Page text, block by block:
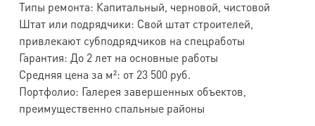
Типы ремонта: Капитальный, черновой, чистовой
Штат или подрядчики: Свой штат строителей,
привлекают субподрядчиков на спецработы
Гарантия: До 2 лет на основные работы
Средняя цена за м²: от 23 500 руб.
Портфолио: Галерея завершенных объектов,
преимущественно спальные районы